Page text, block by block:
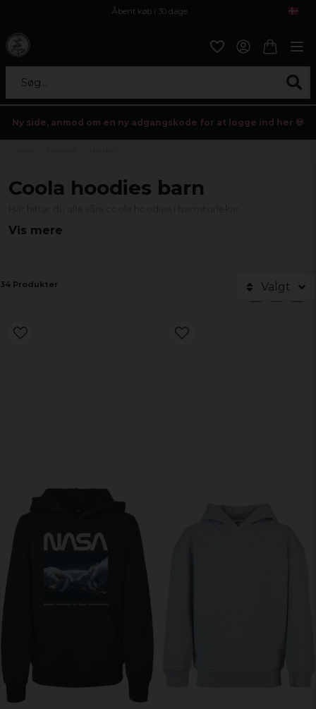
Åbent køb i 30 dage
Søg...
Ny side, anmod om en ny adgangskode for at logge ind her 💀
Coola hoodies barn
Vis mere
34 Produkter Valgt